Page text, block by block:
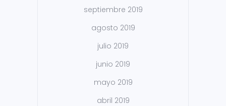
septiembre 2019
agosto 2019
julio 2019
junio 2019
mayo 2019
abril 2019